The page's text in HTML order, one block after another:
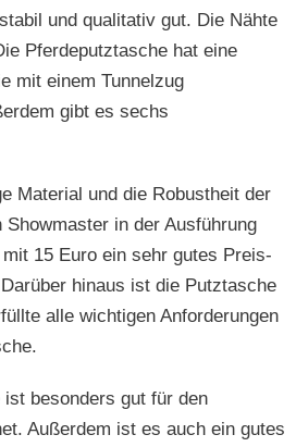
und qualitativ gut. Die Nähte
Pferdeputztasche hat eine
mit einem Tunnelzug
gibt es sechs
Material und die Robustheit der
Showmaster in der Ausführung
15 Euro ein sehr gutes Preis-
hinaus ist die Putztasche
alle wichtigen Anforderungen
besonders gut für den
Außerdem ist es auch ein gutes